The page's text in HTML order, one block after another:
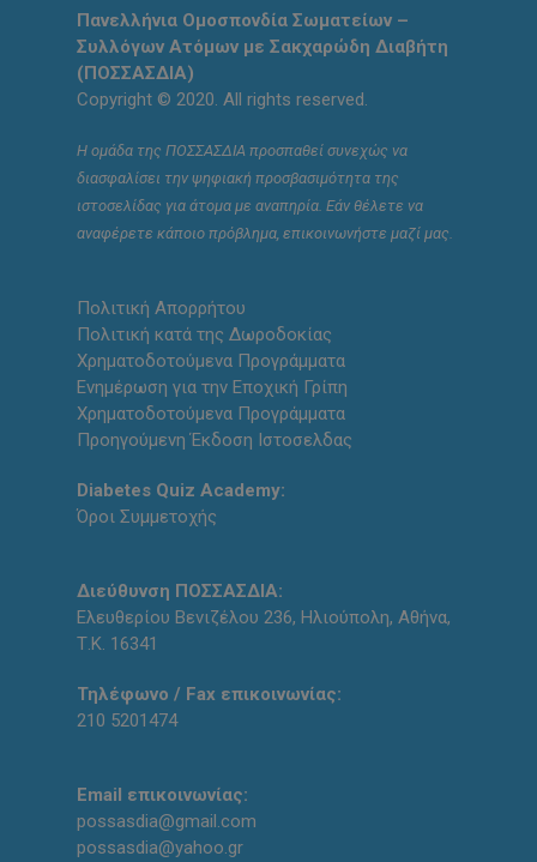
Πανελλήνια Ομοσπονδία Σωματείων –
Συλλόγων Ατόμων με Σακχαρώδη Διαβήτη
(ΠΟΣΣΑΣΔΙΑ)
Copyright © 2020. All rights reserved.
Η ομάδα της ΠΟΣΣΑΣΔΙΑ προσπαθεί συνεχώς να
διασφαλίσει την ψηφιακή προσβασιμότητα της
ιστοσελίδας για άτομα με αναπηρία. Εάν θέλετε να
αναφέρετε κάποιο πρόβλημα, επικοινωνήστε μαζί μας.
Πολιτική Απορρήτου
Πολιτική κατά της Δωροδοκίας
Χρηματοδοτούμενα Προγράμματα
Ενημέρωση για την Εποχική Γρίπη
Χρηματοδοτούμενα Προγράμματα
Προηγούμενη Έκδοση Ιστοσελδας
Diabetes Quiz Academy:
Όροι Συμμετοχής
Διεύθυνση ΠΟΣΣΑΣΔΙΑ:
Ελευθερίου Βενιζέλου 236, Ηλιούπολη, Αθήνα,
Τ.Κ. 16341
Τηλέφωνο / Fax επικοινωνίας:
210 5201474
Email επικοινωνίας:
possasdia@gmail.com
possasdia@yahoo.gr